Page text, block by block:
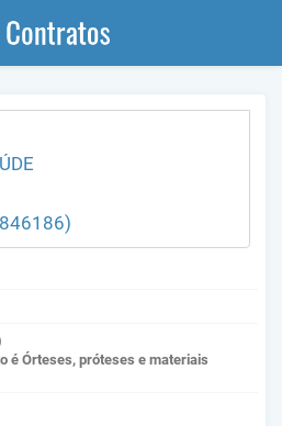
é Órteses, próteses e materiais